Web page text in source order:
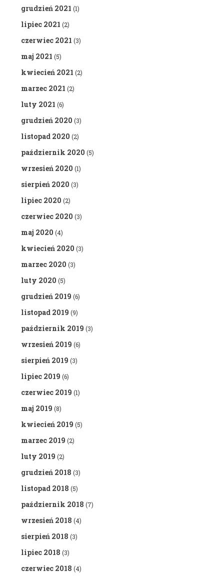
grudzień 2021 (1)
lipiec 2021 (2)
czerwiec 2021 (3)
maj 2021 (5)
kwiecień 2021 (2)
marzec 2021 (2)
luty 2021 (6)
grudzień 2020 (3)
listopad 2020 (2)
październik 2020 (5)
wrzesień 2020 (1)
sierpień 2020 (3)
lipiec 2020 (2)
czerwiec 2020 (3)
maj 2020 (4)
kwiecień 2020 (3)
marzec 2020 (3)
luty 2020 (5)
grudzień 2019 (6)
listopad 2019 (9)
październik 2019 (3)
wrzesień 2019 (6)
sierpień 2019 (3)
lipiec 2019 (6)
czerwiec 2019 (1)
maj 2019 (8)
kwiecień 2019 (5)
marzec 2019 (2)
luty 2019 (2)
grudzień 2018 (3)
listopad 2018 (5)
październik 2018 (7)
wrzesień 2018 (4)
sierpień 2018 (3)
lipiec 2018 (3)
czerwiec 2018 (4)